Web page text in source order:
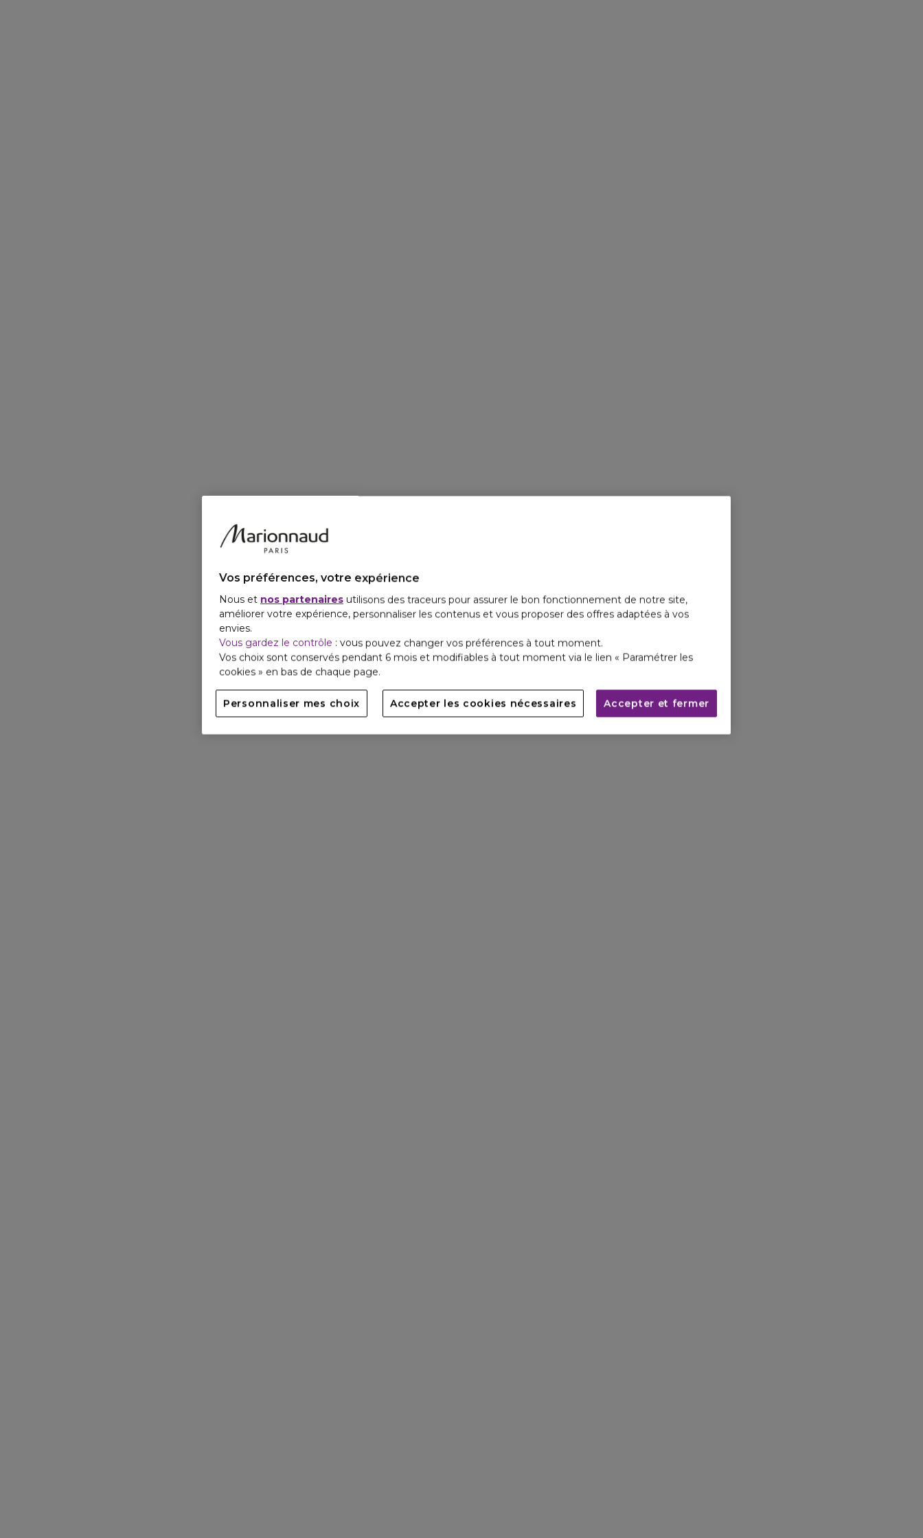
Vos préférences, votre expérience
Nous et nos partenaires utilisons des traceurs pour assurer le bon fonctionnement de notre site,
améliorer votre expérience, personnaliser les contenus et vous proposer des offres adaptées à vos
envies.
Vous gardez le contrôle : vous pouvez changer vos préférences à tout moment.
Vos choix sont conservés pendant 6 mois et modifiables à tout moment via le lien « Paramétrer les
cookies » en bas de chaque page.
Personnaliser mes choix Accepter les cookies nécessaires Accepter et fermer